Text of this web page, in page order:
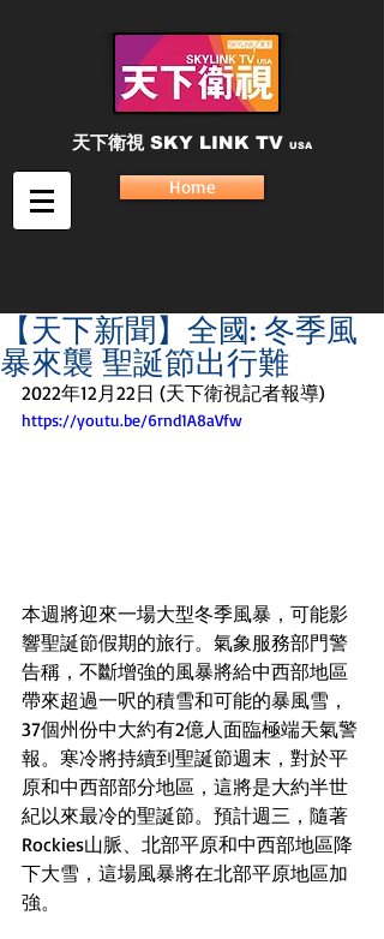
天下衛視 SKY LINK TV USA
Home
【天下新聞】全國: 冬季風
暴來襲 聖誕節出行難
2022年12月22日 (天下衛視記者報導)
https://youtu.be/6rnd1A8aVfw
本週將迎來一場大型冬季風暴，可能影
響聖誕節假期的旅行。氣象服務部門警
告稱，不斷增強的風暴將給中西部地區
帶來超過一呎的積雪和可能的暴風雪，
37個州份中大約有2億人面臨極端天氣警
報。寒冷將持續到聖誕節週末，對於平
原和中西部部分地區，這將是大約半世
紀以來最冷的聖誕節。預計週三，隨著
Rockies山脈、北部平原和中西部地區降
下大雪，這場風暴將在北部平原地區加
強。